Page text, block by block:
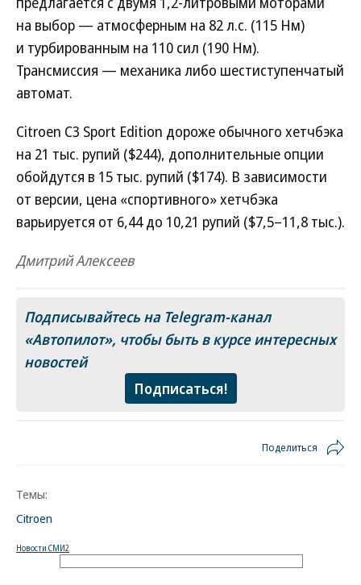
на выбор — атмосферным на 82 л.с. (115 Нм)
и турбированным на 110 сил (190 Нм).
Трансмиссия — механика либо шестиступенчатый
автомат.
Citroen C3 Sport Edition дороже обычного хетчбэка
на 21 тыс. рупий ($244), дополнительные опции
обойдутся в 15 тыс. рупий ($174). В зависимости
от версии, цена «спортивного» хетчбэка
варьируется от 6,44 до 10,21 рупий ($7,5–11,8 тыс.).
Дмитрий Алексеев
Подписывайтесь на Telegram-канал
«Автопилот», чтобы быть в курсе интересных
новостей
Подписаться!
Поделиться
Темы:
Citroen
Новости СМИ2